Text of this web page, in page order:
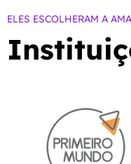
ELES ESCOLHERAM A